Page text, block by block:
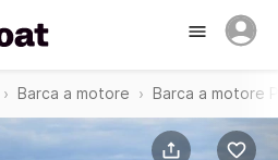
Barca a motore Barca a motore